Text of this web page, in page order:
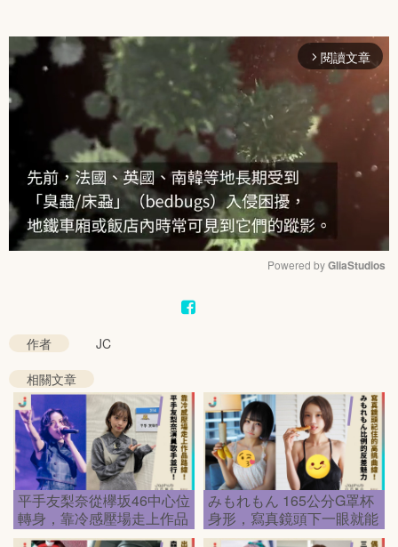
arrow_forward_ios 閱讀文章
Powered by GliaStudios
作者
JC
相關文章
平手友梨奈從欅坂46中心位
轉身，靠冷感壓場走上作品
路線
みもれもん 165公分G罩杯
身形，寫真鏡頭下一眼就能
記住的高挑曲線